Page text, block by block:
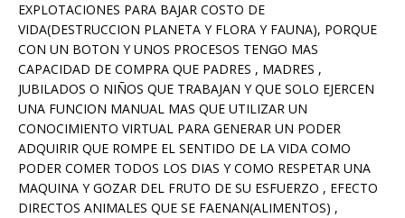
EXPLOTACIONES PARA BAJAR COSTO DE
VIDA(DESTRUCCION PLANETA Y FLORA Y FAUNA), PORQUE
CON UN BOTON Y UNOS PROCESOS TENGO MAS
CAPACIDAD DE COMPRA QUE PADRES , MADRES ,
JUBILADOS O NIÑOS QUE TRABAJAN Y QUE SOLO EJERCEN
UNA FUNCION MANUAL MAS QUE UTILIZAR UN
CONOCIMIENTO VIRTUAL PARA GENERAR UN PODER
ADQUIRIR QUE ROMPE EL SENTIDO DE LA VIDA COMO
PODER COMER TODOS LOS DIAS Y COMO RESPETAR UNA
MAQUINA Y GOZAR DEL FRUTO DE SU ESFUERZO , EFECTO
DIRECTOS ANIMALES QUE SE FAENAN(ALIMENTOS) ,